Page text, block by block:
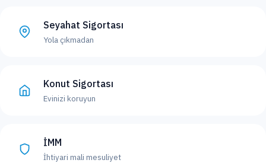
Seyahat Sigortası
Yola çıkmadan
Konut Sigortası
Evinizi koruyun
İMM
İhtiyari mali mesuliyet